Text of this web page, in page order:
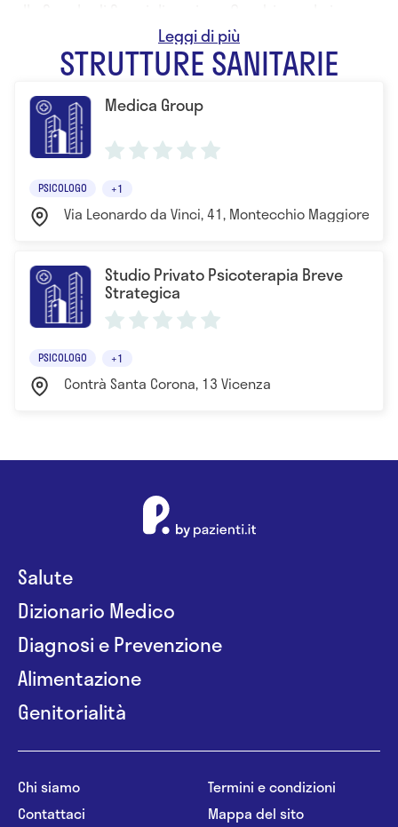
Psicoterapia Breve Strategica presso la sede di
Arezzo, diretta dal Prof. Giorgio Nardone
- Perfezionamento in ipnosi strategica
STRUTTURE SANITARIE
Medica Group
PSICOLOGO +1
Via Leonardo da Vinci, 41, Montecchio Maggiore
Studio Privato Psicoterapia Breve
Strategica
PSICOLOGO +1
Contrà Santa Corona, 13 Vicenza
Salute
Dizionario Medico
Diagnosi e Prevenzione
Alimentazione
Genitorialità
Chi siamo
Contattaci
Termini e condizioni
Mappa del sito